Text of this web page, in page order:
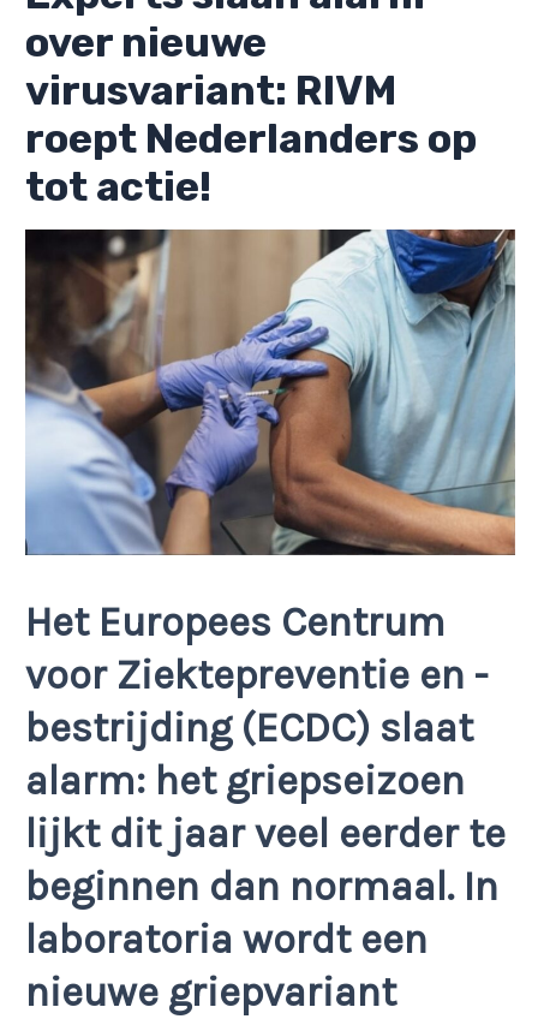
over nieuwe
virusvariant: RIVM
roept Nederlanders op
tot actie!
Het Europees Centrum
voor Ziektepreventie en -
bestrijding (ECDC) slaat
alarm: het griepseizoen
lijkt dit jaar veel eerder te
beginnen dan normaal. In
laboratoria wordt een
nieuwe griepvariant